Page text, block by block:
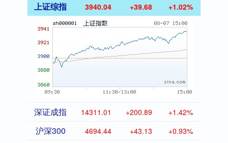
上证综指 3940.04 +39.68 +1.02%
深证成指 14311.01 +200.89 +1.42%
沪深300 4694.44 +43.13 +0.93%